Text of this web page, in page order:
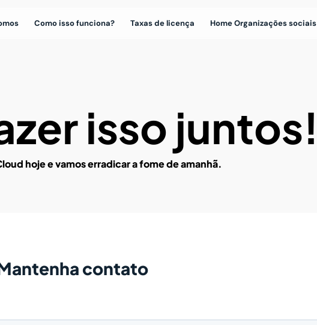
Como isso funciona? Taxas de licença Home Organizações sociais
isso juntos!
hoje e vamos erradicar a fome de amanhã.
contato